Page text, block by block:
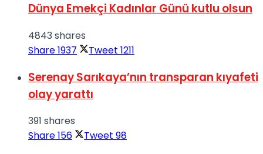
Dünya Emekçi Kadınlar Günü kutlu olsun
4843 shares
Share1937 Tweet 1211
Serenay Sarıkaya’nın transparan kıyafeti
olay yarattı
391 shares
Share156 Tweet 98